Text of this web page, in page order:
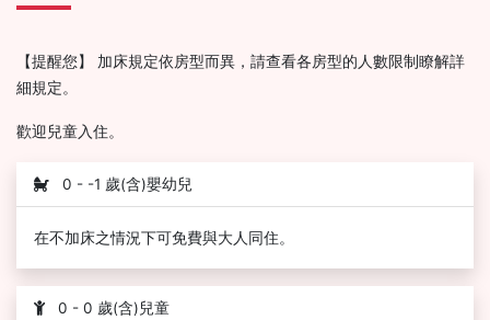
【提醒您】 加床規定依房型而異，請查看各房型的人數限制瞭解詳
細規定。
歡迎兒童入住。
0 - -1 歲(含)嬰幼兒
在不加床之情況下可免費與大人同住。
0 - 0 歲(含)兒童